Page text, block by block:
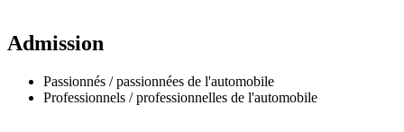
Admission
Passionnés / passionnées de l'automobile
Professionnels / professionnelles de l'automobile